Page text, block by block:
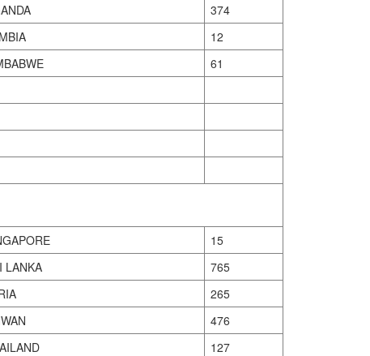
374
12
61
15
LANKA
765
265
476
127